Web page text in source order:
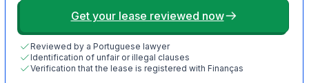
Get your lease reviewed now
Reviewed by a Portuguese lawyer
Identification of unfair or illegal clauses
Verification that the lease is registered with Finanças